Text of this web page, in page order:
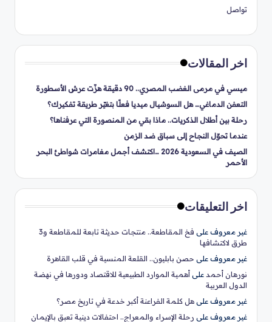
تواصل
اخر المقالات
ميسي في مرمى الغضب المصري.. 90 دقيقة هزّت عرش الأسطورة
التعفن الدماغي… هل السوشيال ميديا فعلًا بتغيّر طريقة تفكيرك؟
رحلة بين أطلال الذكريات.. ماذا بقي من المنصورة التي عرفناها؟
عندما تحوّل النجاح إلى سباق ضد الزمن
الصيف في السعودية 2026 …اكتشف أجمل مغامرات شواطئ البحر
الأحمر
اخر التعليقات
غير معروف على
فخ المقاطعة.. منتجات حديثة تابعة للمقاطعة و3
طرق لاكتشافها
غير معروف على حصن بابليون.. القلعة المنسية في قلب القاهرة
نورهان أحمد على أهمية الموارد الطبيعية للاقتصاد ودورها في نهضة
الدول العربية
غير معروف على هل كلمة الفراعنة أكبر خدعة في تاريخ مصر؟
غير معروف على رحلة الإسراء والمعراج.. احتفالات دينية تعبق بالإيمان